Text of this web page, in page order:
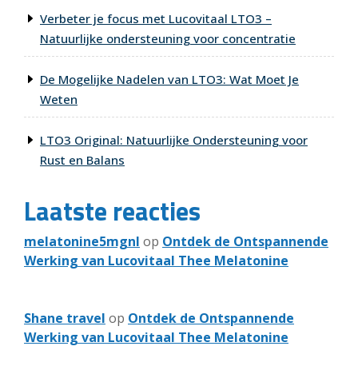
Verbeter je focus met Lucovitaal LTO3 –
Natuurlijke ondersteuning voor concentratie
De Mogelijke Nadelen van LTO3: Wat Moet Je
Weten
LTO3 Original: Natuurlijke Ondersteuning voor
Rust en Balans
Laatste reacties
melatonine5mgnl op Ontdek de Ontspannende
Werking van Lucovitaal Thee Melatonine
Shane travel op Ontdek de Ontspannende
Werking van Lucovitaal Thee Melatonine